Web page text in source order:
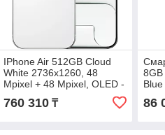
IPhone Air 512GB Cloud
White 2736x1260, 48
Mpixel + 48 Mpixel, OLED -
Смартфон
760 310₸ 86